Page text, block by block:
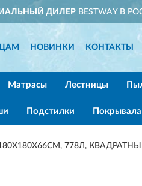
ДИЛЕРBESTWAY В РОССИИ
НОВИНКИ КОНТАКТЫ
Матрасы Лестницы
Подстилки Покрывала
180Х180Х66СМ, 778Л,